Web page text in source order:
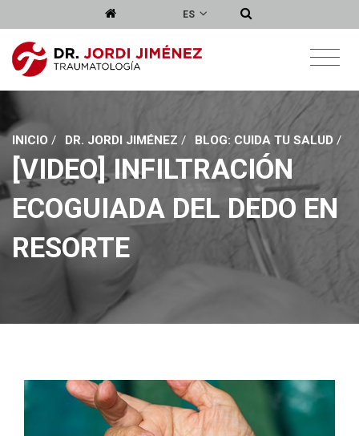
ES
INICIO / DR. JORDI JIMÉNEZ / BLOG: CUIDA TU SALUD /
[VIDEO] INFILTRACIÓN
ECOGUIADA DEL DEDO EN
RESORTE